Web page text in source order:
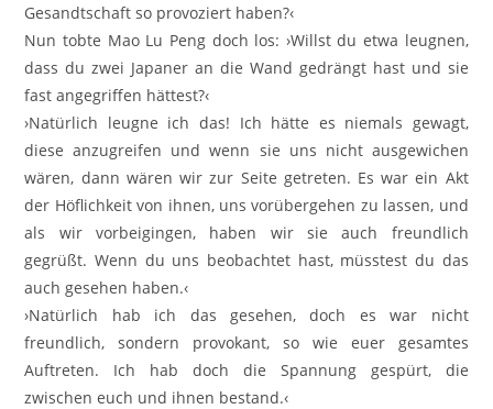
Gesandtschaft so provoziert haben?‹
Nun tobte Mao Lu Peng doch los: ›Willst du etwa leugnen,
dass du zwei Japaner an die Wand gedrängt hast und sie
fast angegriffen hättest?‹
›Natürlich leugne ich das! Ich hätte es niemals gewagt,
diese anzugreifen und wenn sie uns nicht ausgewichen
wären, dann wären wir zur Seite getreten. Es war ein Akt
der Höflichkeit von ihnen, uns vorübergehen zu lassen, und
als wir vorbeigingen, haben wir sie auch freundlich
gegrüßt. Wenn du uns beobachtet hast, müsstest du das
auch gesehen haben.‹
›Natürlich hab ich das gesehen, doch es war nicht
freundlich, sondern provokant, so wie euer gesamtes
Auftreten. Ich hab doch die Spannung gespürt, die
zwischen euch und ihnen bestand.‹